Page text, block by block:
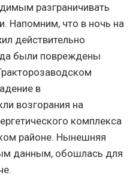
разграничивать
Напомним, что в ночь на
действительно
были повреждены
в
возгорания на
комплекса
районе. Нынешняя
данным, обошлась для